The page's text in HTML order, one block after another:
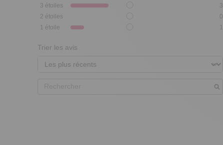
3 étoiles
3
2 étoiles
0
1 étoile 1
Trier les avis